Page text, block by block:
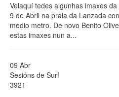
Velaquí tedes algunhas imaxes
9 de Abril na praia da Lanzada
medio metro. De novo Benito
estas imaxes nun a...
09 Abr
Sesións de Surf
3921